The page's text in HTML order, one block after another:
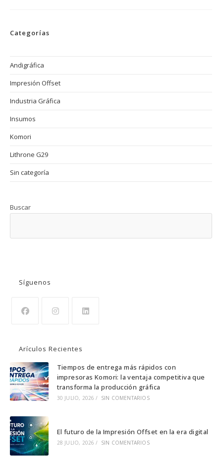
Categorías
Andigráfica
Impresión Offset
Industria Gráfica
Insumos
Komori
Lithrone G29
Sin categoría
Buscar
Síguenos
una
nueva
pestaña
una
nueva
pestaña
una
nueva
pestaña
Arículos Recientes
Tiempos de entrega más rápidos con
impresoras Komori: la ventaja competitiva que
transforma la producción gráfica
30 JULIO, 2026 / SIN COMENTARIOS
El futuro de la Impresión Offset en la era digital
28 JULIO, 2026 / SIN COMENTARIOS